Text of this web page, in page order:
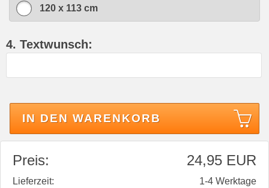
120 x 113 cm
4. Textwunsch:
IN DEN WARENKORB
Preis: 24,95 EUR
Lieferzeit:
1-4 Werktage